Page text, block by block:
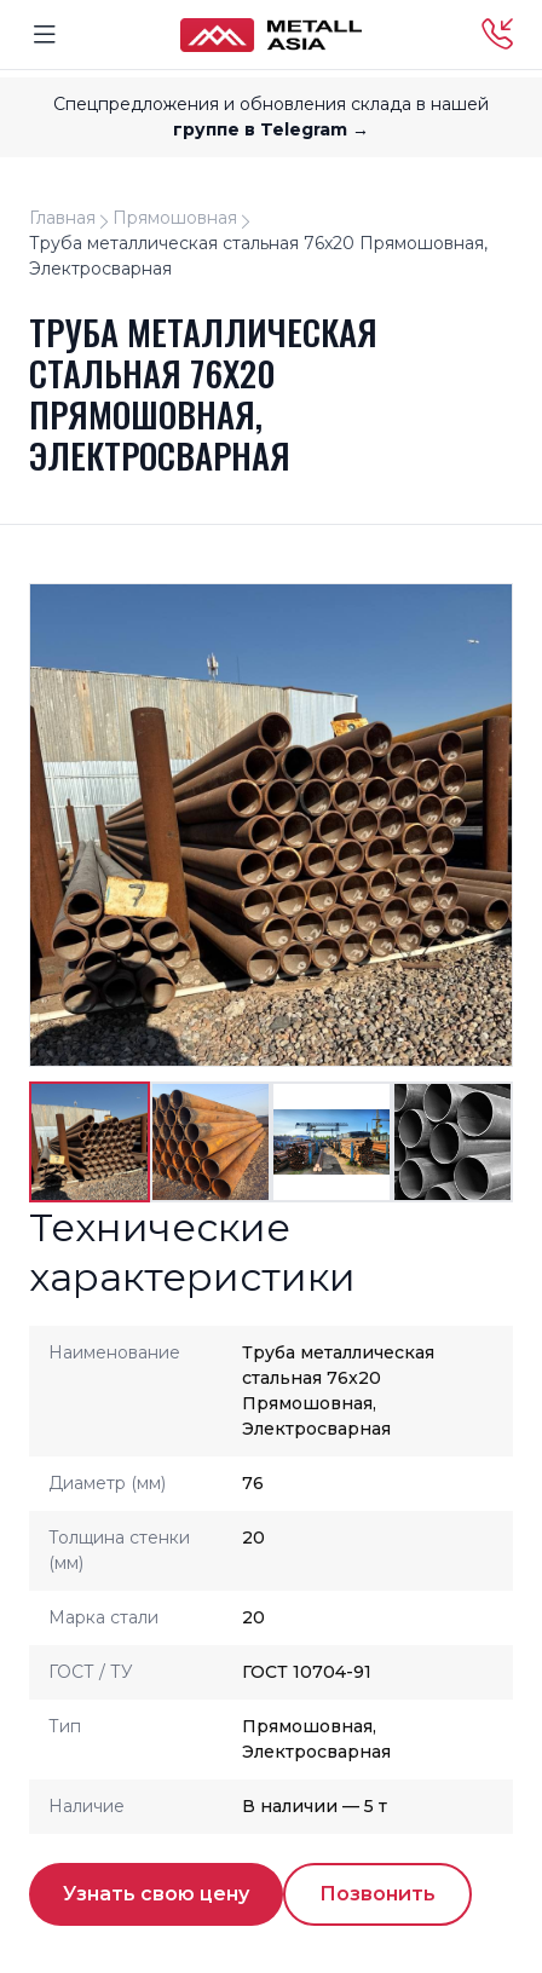
Спецпредложения и обновления склада в нашей
группе в Telegram →
Главная
Прямошовная
Труба металлическая стальная 76x20 Прямошовная,
Электросварная
ТРУБА МЕТАЛЛИЧЕСКАЯ
СТАЛЬНАЯ 76X20
ПРЯМОШОВНАЯ,
ЭЛЕКТРОСВАРНАЯ
Технические
характеристики
Наименование
Труба металлическая
стальная 76x20
Прямошовная,
Электросварная
Диаметр (мм) 76
Толщина стенки
(мм)
20
Марка стали 20
ГОСТ / ТУ ГОСТ 10704-91
Тип
Прямошовная,
Электросварная
Наличие В наличии — 5 т
Узнать свою цену Позвонить